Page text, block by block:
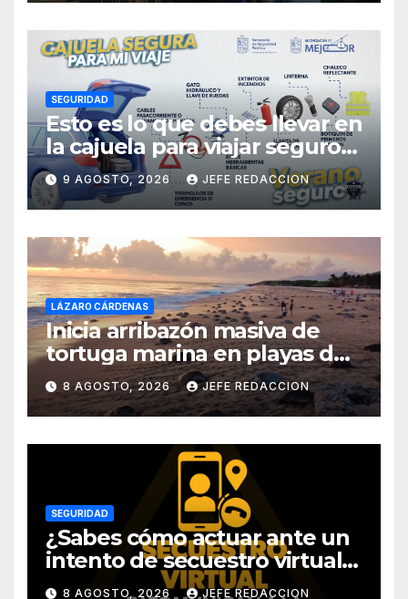
SEGURIDAD
Esto es lo que debes llevar en
la cajuela para viajar seguro
por carretera
9 AGOSTO, 2026 JEFE REDACCION
LÁZARO CÁRDENAS
Inicia arribazón masiva de
tortuga marina en playas de
Michoacán
8 AGOSTO, 2026 JEFE REDACCION
SEGURIDAD
¿Sabes cómo actuar ante un
intento de secuestro virtual?
La SSP te guía para evitarlo
8 AGOSTO, 2026 JEFE REDACCION